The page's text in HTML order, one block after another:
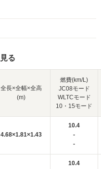
る
全長×全幅×全高
(m)
燃費(km/L)
JC08モード
WLTCモード
10・15モード
4.68×1.81×1.43
10.4
-
-
10.4